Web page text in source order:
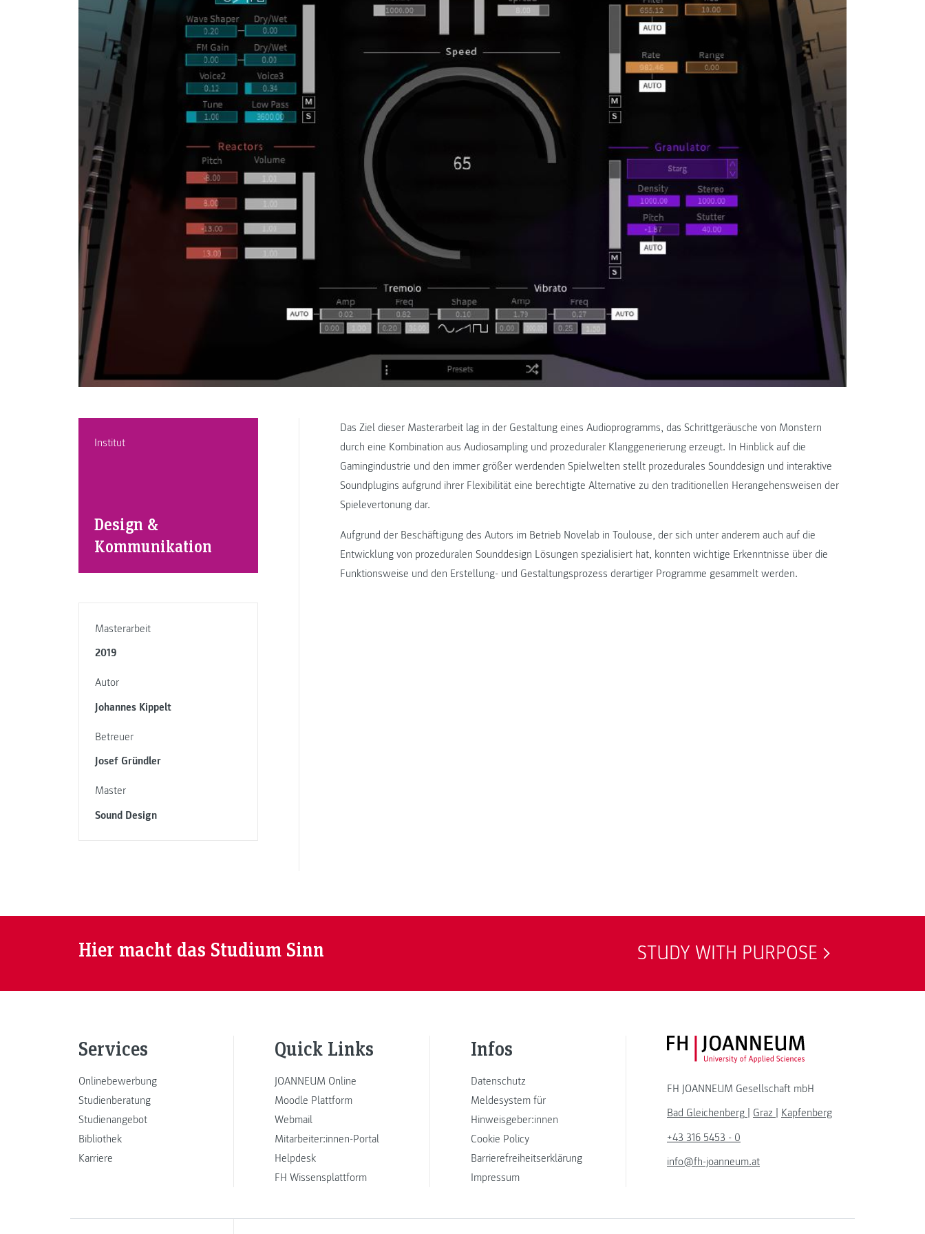
Institut
Design &
Kommunikation
Masterarbeit
2019
Autor
Johannes Kippelt
Betreuer
Josef Gründler
Master
Sound Design
Das Ziel dieser Masterarbeit lag in der Gestaltung eines Audioprogramms, das Schrittgeräusche von Monstern
durch eine Kombination aus Audiosampling und prozeduraler Klanggenerierung erzeugt. In Hinblick auf die
Gamingindustrie und den immer größer werdenden Spielwelten stellt prozedurales Sounddesign und interaktive
Soundplugins aufgrund ihrer Flexibilität eine berechtigte Alternative zu den traditionellen Herangehensweisen der
Spielevertonung dar.
Aufgrund der Beschäftigung des Autors im Betrieb Novelab in Toulouse, der sich unter anderem auch auf die
Entwicklung von prozeduralen Sounddesign Lösungen spezialisiert hat, konnten wichtige Erkenntnisse über die
Funktionsweise und den Erstellung- und Gestaltungsprozess derartiger Programme gesammelt werden.
Hier macht das Studium Sinn STUDY WITH PURPOSE
Services
Onlinebewerbung
Studienberatung
Studienangebot
Bibliothek
Karriere
Quick Links
JOANNEUM Online
Moodle Plattform
Webmail
Mitarbeiter:innen-Portal
Helpdesk
FH Wissensplattform
Infos
Datenschutz
Meldesystem für
Hinweisgeber:innen
Cookie Policy
Barrierefreiheitserklärung
Impressum
FH JOANNEUM Logo
FH JOANNEUM Gesellschaft mbH
Bad Gleichenberg
Graz
Kapfenberg
+43 316 5453 - 0
info@fh-joanneum.at